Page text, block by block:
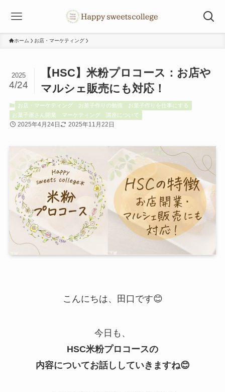
ホーム お店・マーケティング
【HSC】米粉プロコース：お店や
マルシェ販売にも対応！
2025
4/24
お店・マーケティング お菓子作りの勉強
お菓子作りを仕事にする
お菓子屋さん開業
マーケティング 講座について
2025年4月24日 2025年11月22日
こんにちは、田口です😊
今日も、
HSC米粉プロコースの
内容についてお話ししていきますね😊